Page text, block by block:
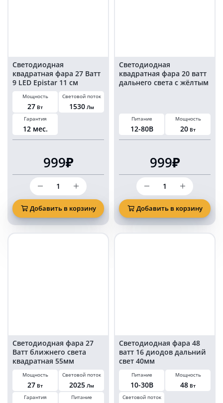
Светодиодная
квадратная фара 27 Ватт
9 LED Epistar 11 см
ближнего света
Мощность
27 Вт
Световой поток
1530 Лм
Гарантия
12 мес.
999₽
Количество
товара
Светодиодная
квадратная
фара
27
Ватт
Добавить в корзину
Светодиодная
квадратная фара 20 ватт
дальнего света с жёлтым
Питание
12-80В
Мощность
20 Вт
999₽
Количество
товара
Светодиодная
квадратная
фара
20
ватт
Добавить в корзину
Светодиодная фара 27
Ватт ближнего света
квадратная 55мм
Мощность
27 Вт
Световой поток
2025 Лм
Гарантия
Питание
Светодиодная фара 48
ватт 16 диодов дальний
свет 40мм
Питание
10-30В
Мощность
48 Вт
Световой поток